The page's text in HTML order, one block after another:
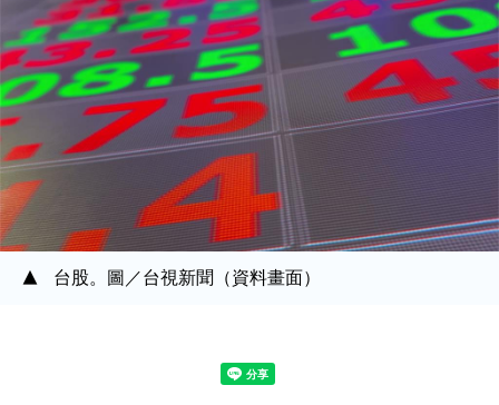
台股。圖／台視新聞（資料畫面）